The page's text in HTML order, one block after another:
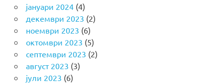
јануари 2024(4)
декември 2023 (2)
ноември 2023 (6)
октомври 2023 (5)
септември 2023 (2)
август 2023 (3)
јули 2023 (6)